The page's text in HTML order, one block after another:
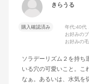
きらうる
購入確認済み 年代:40代
お好みの
お好みの
ソラデーリズム２を持ち
いる穴の可愛いこと。こ
なぁ。あるいは、水気を